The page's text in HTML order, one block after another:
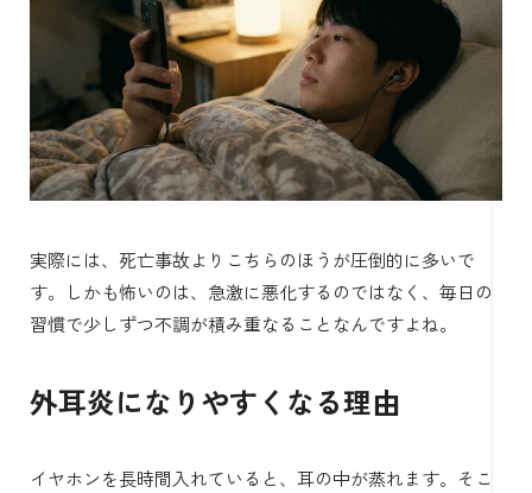
実際には、死亡事故よりこちらのほうが圧倒的に多いで
す。しかも怖いのは、急激に悪化するのではなく、毎日の
習慣で少しずつ不調が積み重なることなんですよね。
外耳炎になりやすくなる理由
イヤホンを長時間入れていると、耳の中が蒸れます。そこ